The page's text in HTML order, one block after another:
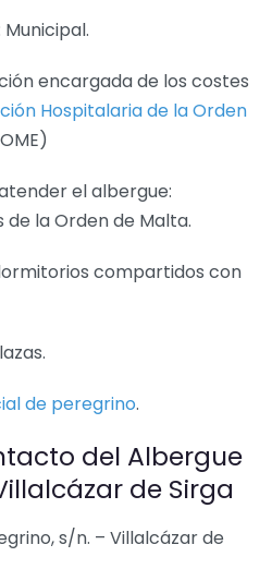
encargada de los costes
Hospitalaria de la Orden
el albergue:
la Orden de Malta.
compartidos con
de peregrino.
del Albergue
de Sirga
s/n. – Villalcázar de